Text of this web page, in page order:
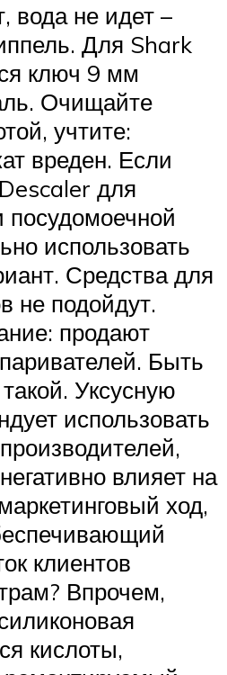
вода не идет –
Для Shark
ключ 9 мм
Очищайте
учтите:
вреден. Если
для
посудомоечной
использовать
Средства для
не подойдут.
продают
Быть
Уксусную
использовать
влияет на
ход,
клиентов
Впрочем,
кислоты,